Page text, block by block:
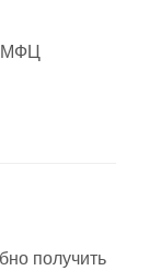
МФЦ
получить